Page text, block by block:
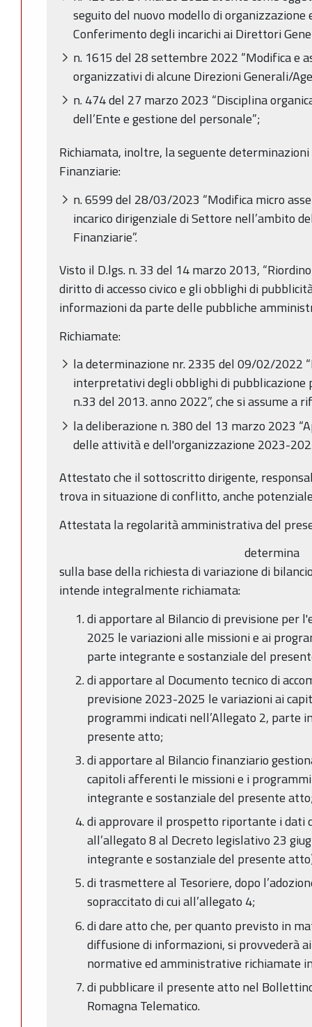
seguito del nuovo modello di organizzazione
Conferimento degli incarichi ai Direttori
n. 1615 del 28 settembre 2022 “Modifica e
organizzativi di alcune Direzioni Generali/
n. 474 del 27 marzo 2023 “Disciplina
dell’Ente e gestione del personale”;
Richiamata, inoltre, la seguente
Finanziarie:
n. 6599 del 28/03/2023 “Modifica micro
incarico dirigenziale di Settore nell’ambito
Finanziarie”.
Visto il D.lgs. n. 33 del 14 marzo 2013,
diritto di accesso civico e gli obblighi di
informazioni da parte delle pubbliche
Richiamate:
la determinazione nr. 2335 del 09/02/2022
interpretativi degli obblighi di
n.33 del 2013. anno 2022”, che si assume a
la deliberazione n. 380 del 13 marzo 2023
delle attività e dell'organizzazione 2023-
Attestato che il sottoscritto dirigente,
trova in situazione di conflitto, anche
Attestata la regolarità amministrativa del
determina
sulla base della richiesta di variazione di
intende integralmente richiamata:
di apportare al Bilancio di previsione per
2025 le variazioni alle missioni e ai
parte integrante e sostanziale del
di apportare al Documento tecnico di
previsione 2023-2025 le variazioni ai
programmi indicati nell’Allegato 2, parte
presente atto;
di apportare al Bilancio finanziario
capitoli afferenti le missioni e i
integrante e sostanziale del presente
di approvare il prospetto riportante i dati
all’allegato 8 al Decreto legislativo 23
integrante e sostanziale del presente
di trasmettere al Tesoriere, dopo
sopraccitato di cui all’allegato 4;
di dare atto che, per quanto previsto in
diffusione di informazioni, si provvederà
normative ed amministrative richiamate
di pubblicare il presente atto nel
Romagna Telematico.